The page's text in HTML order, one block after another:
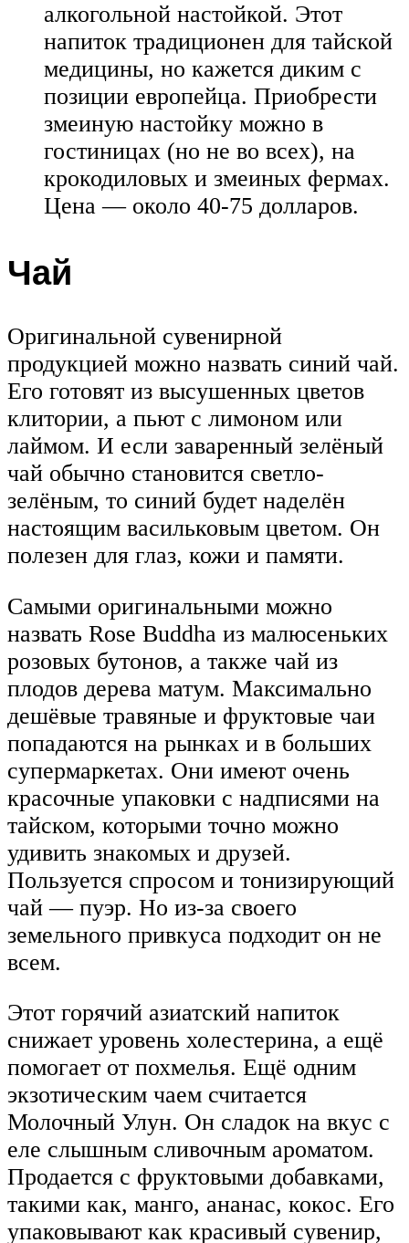
алкогольной настойкой. Этот
напиток традиционен для тайской
медицины, но кажется диким с
позиции европейца. Приобрести
змеиную настойку можно в
гостиницах (но не во всех), на
крокодиловых и змеиных фермах.
Цена — около 40-75 долларов.
Чай
Оригинальной сувенирной
продукцией можно назвать синий чай.
Его готовят из высушенных цветов
клитории, а пьют с лимоном или
лаймом. И если заваренный зелёный
чай обычно становится светло-
зелёным, то синий будет наделён
настоящим васильковым цветом. Он
полезен для глаз, кожи и памяти.
Самыми оригинальными можно
назвать Rose Buddha из малюсеньких
розовых бутонов, а также чай из
плодов дерева матум. Максимально
дешёвые травяные и фруктовые чаи
попадаются на рынках и в больших
супермаркетах. Они имеют очень
красочные упаковки с надписями на
тайском, которыми точно можно
удивить знакомых и друзей.
Пользуется спросом и тонизирующий
чай — пуэр. Но из-за своего
земельного привкуса подходит он не
всем.
Этот горячий азиатский напиток
снижает уровень холестерина, а ещё
помогает от похмелья. Ещё одним
экзотическим чаем считается
Молочный Улун. Он сладок на вкус с
еле слышным сливочным ароматом.
Продается с фруктовыми добавками,
такими как, манго, ананас, кокос. Его
упаковывают как красивый сувенир,